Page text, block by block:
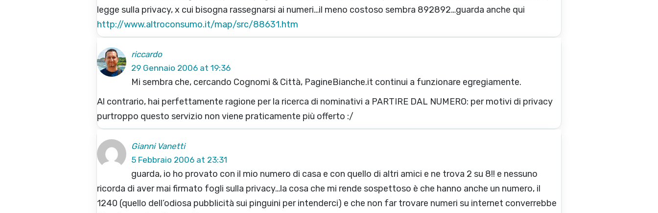
legge sulla privacy, x cui bisogna rassegnarsi ai numeri…il meno costoso sembra 892892…guarda anche qui
http://www.altroconsumo.it/map/src/88631.htm
riccardo
29 Gennaio 2006 at 19:36
Mi sembra che, cercando Cognomi & Città, PagineBianche.it continui a funzionare egregiamente.
Al contrario, hai perfettamente ragione per la ricerca di nominativi a PARTIRE DAL NUMERO: per motivi di privacy
purtroppo questo servizio non viene praticamente più offerto :/
Gianni Vanetti
5 Febbraio 2006 at 23:31
guarda, io ho provato con il mio numero di casa e con quello di altri amici e ne trova 2 su 8!! e nessuno
ricorda di aver mai firmato fogli sulla privacy…la cosa che mi rende sospettoso è che hanno anche un numero, il
1240 (quello dell’odiosa pubblicità sui pinguini per intenderci) e che non far trovare numeri su internet converrebbe